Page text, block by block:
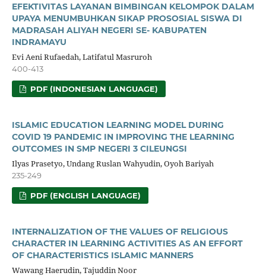
EFEKTIVITAS LAYANAN BIMBINGAN KELOMPOK DALAM
UPAYA MENUMBUHKAN SIKAP PROSOSIAL SISWA DI
MADRASAH ALIYAH NEGERI SE- KABUPATEN
INDRAMAYU
Evi Aeni Rufaedah, Latifatul Masruroh
400-413
PDF (INDONESIAN LANGUAGE)
ISLAMIC EDUCATION LEARNING MODEL DURING
COVID 19 PANDEMIC IN IMPROVING THE LEARNING
OUTCOMES IN SMP NEGERI 3 CILEUNGSI
Ilyas Prasetyo, Undang Ruslan Wahyudin, Oyoh Bariyah
235-249
PDF (ENGLISH LANGUAGE)
INTERNALIZATION OF THE VALUES OF RELIGIOUS
CHARACTER IN LEARNING ACTIVITIES AS AN EFFORT
OF CHARACTERISTICS ISLAMIC MANNERS
Wawang Haerudin, Tajuddin Noor